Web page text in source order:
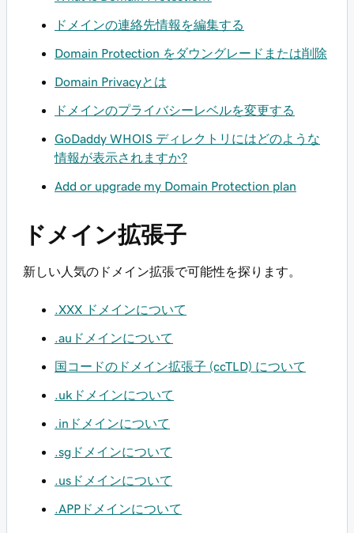
ドメインの連絡先情報を編集する
Domain Protection をダウングレードまたは削除
Domain Privacyとは
ドメインのプライバシーレベルを変更する
GoDaddy WHOIS ディレクトリにはどのような
情報が表示されますか?
Add or upgrade my Domain Protection plan
ドメイン拡張子
新しい人気のドメイン拡張で可能性を探ります。
.XXX ドメインについて
.auドメインについて
国コードのドメイン拡張子 (ccTLD) について
.ukドメインについて
.inドメインについて
.sgドメインについて
.usドメインについて
.APPドメインについて